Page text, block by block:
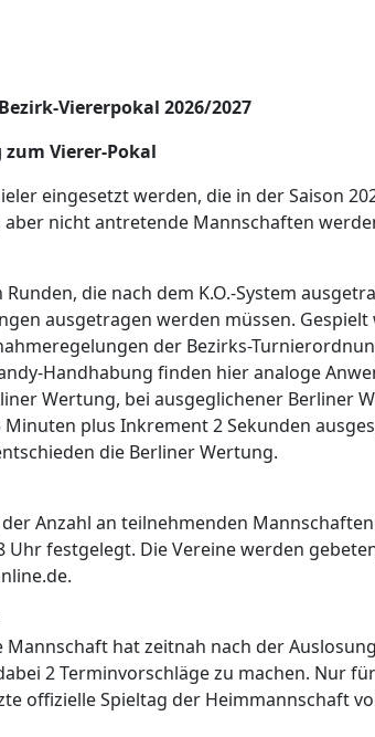
Viererpokal 2026/2027
Vierer-Pokal
eingesetzt werden, die in der Saison
aber nicht antretende Mannschaften
Runden, die nach dem K.O.-System
ausgetragen werden müssen.
der Bezirks-
Handhabung finden hier analoge
Wertung, bei ausgeglichener Berliner
plus Inkrement 2 Sekunden
die Berliner Wertung.
Anzahl an teilnehmenden
Uhr festgelegt. Die Vereine werden
Mannschaft hat zeitnah nach der
2 Terminvorschläge zu machen. Nur
offizielle Spieltag der Heimmannschaft